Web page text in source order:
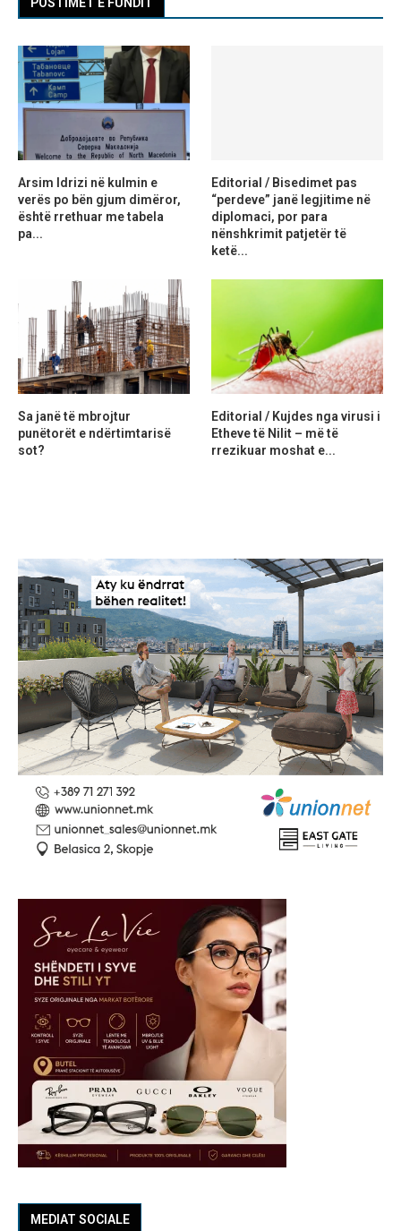
MEDIAT SOCIALE
POSTIMET E FUNDIT
Arsim Idrizi në kulmin e
verës po bën gjum dimëror,
është rrethuar me tabela
pa...
Editorial / Bisedimet pas
“perdeve” janë legjitime në
diplomaci, por para
nënshkrimit patjetër të
ketë...
Sa janë të mbrojtur
punëtorët e ndërtimtarisë
sot?
Editorial / Kujdes nga virusi i
Etheve të Nilit – më të
rrezikuar moshat e...